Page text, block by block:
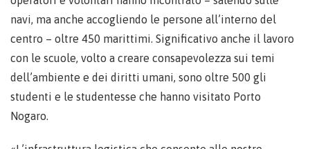
navi, ma anche accogliendo le persone all’interno del
centro – oltre 450 marittimi. Significativo anche il lavoro
con le scuole, volto a creare consapevolezza sui temi
dell’ambiente e dei diritti umani, sono oltre 500 gli
studenti e le studentesse che hanno visitato Porto
Nogaro.